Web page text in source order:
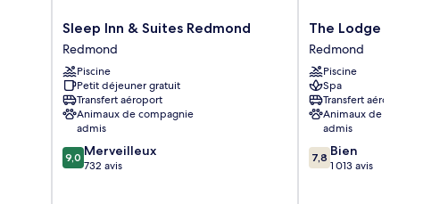
Sleep
Inn
&
Suites
Redmond
Redmond
Sleep Inn & Suites Redmond
Redmond
Piscine
Petit déjeuner gratuit
Transfert aéroport
Animaux de compagnie
admis
9.0
sur
9,0 Merveilleux
732 avis
The
Lodge
at
Eagle
Crest
Resort
Redmond
The Lodge at Eagle
Redmond
Piscine
Spa
Transfert aéroport
Animaux de compagnie
admis
7.8
sur
7,8 Bien
1 013 avis